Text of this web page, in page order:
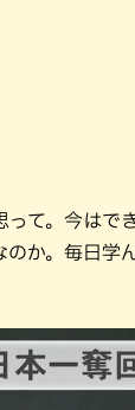
て。今はで
か。毎日学